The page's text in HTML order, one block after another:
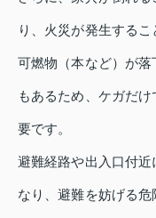
り、火災が発生する
可燃物（本など）が
もあるため、ケガだ
要です。
避難経路や出入口付近
なり、避難を妨げる